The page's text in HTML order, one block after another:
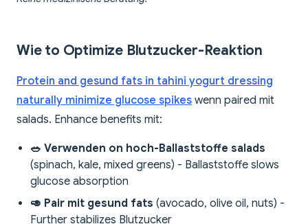
Wie to Optimize Blutzucker-Reaktion
Protein and gesund fats in tahini yogurt dressing
naturally minimize glucose spikes wenn paired mit
salads. Enhance benefits mit:
🥗 Verwenden on hoch-Ballaststoffe salads
(spinach, kale, mixed greens) - Ballaststoffe slows
glucose absorption
🥑 Pair mit gesund fats (avocado, olive oil, nuts) -
Further stabilizes Blutzucker